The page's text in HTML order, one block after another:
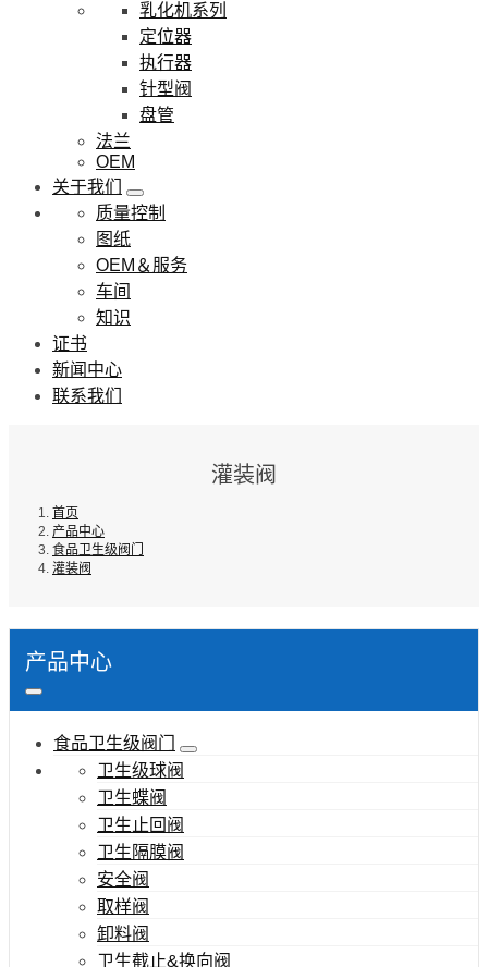
乳化机系列
定位器
执行器
针型阀
盘管
法兰
OEM
关于我们
质量控制
图纸
OEM＆服务
车间
知识
证书
新闻中心
联系我们
灌装阀
首页
产品中心
食品卫生级阀门
灌装阀
产品中心
食品卫生级阀门
卫生级球阀
卫生蝶阀
卫生止回阀
卫生隔膜阀
安全阀
取样阀
卸料阀
卫生截止&换向阀